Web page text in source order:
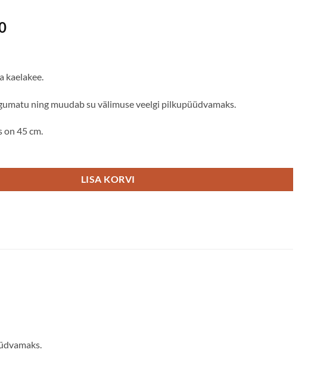
Praegune
€9,90.
kaelakee.
ning muudab su välimuse veelgi pilkupüüdvamaks.
on 45 cm.
LISA KORVI